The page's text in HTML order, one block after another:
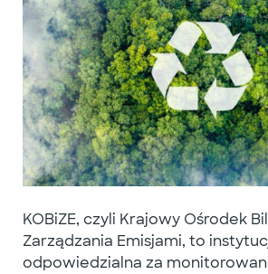
KOBiZE, czyli Krajowy Ośrodek
Zarządzania Emisjami, to
odpowiedzialna za